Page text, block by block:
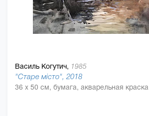
Василь Когутич, 1985
"Старе місто", 2018
36 x 50 см, бумага, акварельная краска